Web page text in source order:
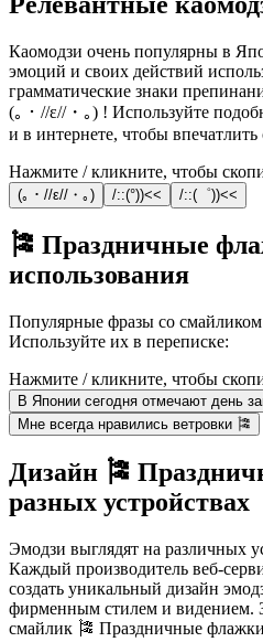
Каомодзи очень популярны в
эмоций и своих действий
грамматические знаки
(｡・//ε//・｡) ! Используйте
и в интернете, чтобы впечатлить
Нажмите / кликните, чтобы
(｡・//ε//・｡) /::(°))<< /::(゜))<<
🎏 Праздничные
использования
Популярные фразы со
Используйте их в переписке:
Нажмите / кликните, чтобы
В Японии сегодня отмечают день
Мне всегда нравились ветровки 🎏
Дизайн 🎏
разных устройствах
Эмодзи выглядят на различных
Каждый производитель веб-
создать уникальный дизайн
фирменным стилем и видением.
смайлик 🎏 Праздничные